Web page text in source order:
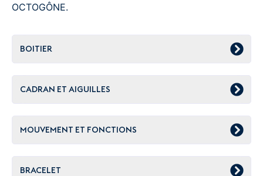
OCTOGÔNE.
BOITIER
CADRAN ET AIGUILLES
MOUVEMENT ET FONCTIONS
BRACELET